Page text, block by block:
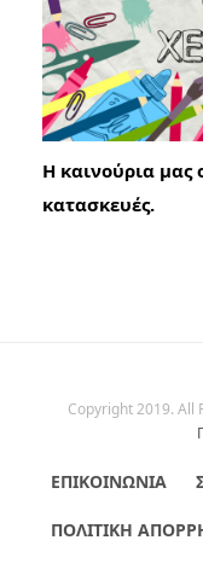
Η καινούρια μας
κατασκευές.
Copyright 2019. All
ΕΠΙΚΟΙΝΩΝΊΑ
ΠΟΛΙΤΙΚΉ